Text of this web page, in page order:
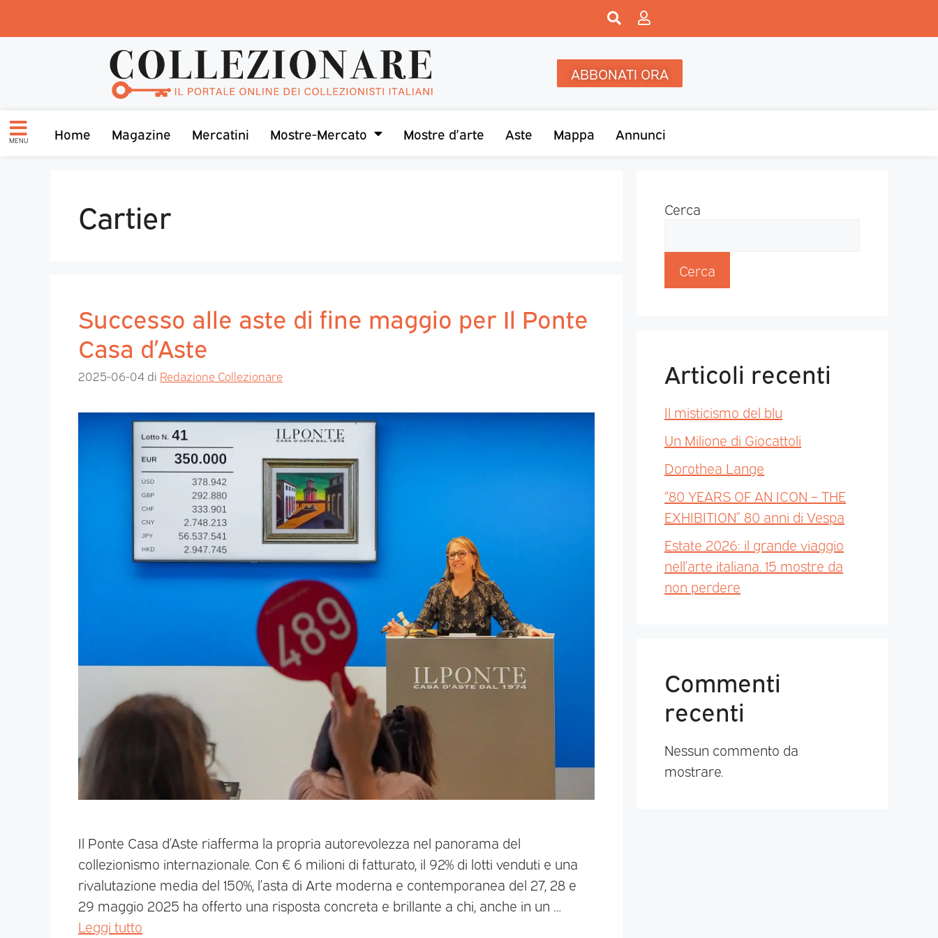
ABBONATI ORA
MENU Home Magazine Mercatini Mostre-Mercato Mostre d’arte Aste Mappa Annunci
Cartier
Successo alle aste di fine maggio per Il Ponte
Casa d’Aste
2025-06-04 di Redazione Collezionare
Il Ponte Casa d’Aste riafferma la propria autorevolezza nel panorama del
collezionismo internazionale. Con € 6 milioni di fatturato, il 92% di lotti venduti e una
rivalutazione media del 150%, l’asta di Arte moderna e contemporanea del 27, 28 e
29 maggio 2025 ha offerto una risposta concreta e brillante a chi, anche in un …
Leggi tutto
Cerca
Cerca
Articoli recenti
Il misticismo del blu
Un Milione di Giocattoli
Dorothea Lange
“80 YEARS OF AN ICON – THE
EXHIBITION” 80 anni di Vespa
Estate 2026: il grande viaggio
nell’arte italiana. 15 mostre da
non perdere
Commenti
recenti
Nessun commento da
mostrare.